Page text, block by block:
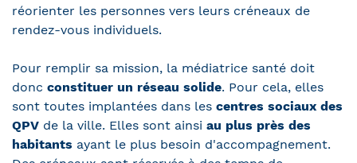
réorienter les personnes vers leurs créneaux de
rendez-vous individuels.
Pour remplir sa mission, la médiatrice santé doit
donc constituer un réseau solide. Pour cela, elles
sont toutes implantées dans les centres sociaux des
QPV de la ville. Elles sont ainsi au plus près des
habitants ayant le plus besoin d'accompagnement.